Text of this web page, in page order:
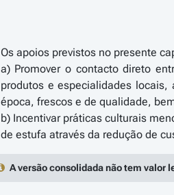
Os apoios previstos no presente
a) Promover o contacto direto
produtos e especialidades
época, frescos e de qualidade,
b) Incentivar práticas culturais
A versão consolidada não tem valor